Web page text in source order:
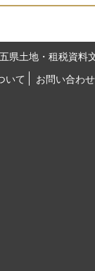
県土地・租税資料
いて
お問い合わせ